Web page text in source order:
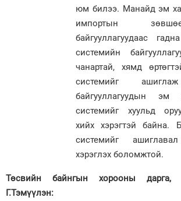
юм билээ. Манайд эм
импортын
байгууллагуудаас
системийн
чанартай, хямд
системийг
байгууллагуудын эм
системийг хуульд
хийх хэрэгтэй байна.
системийг
хэрэглэх боломжтой.
Төсвийн байнгын хорооны
Г.Тэмүүлэн: